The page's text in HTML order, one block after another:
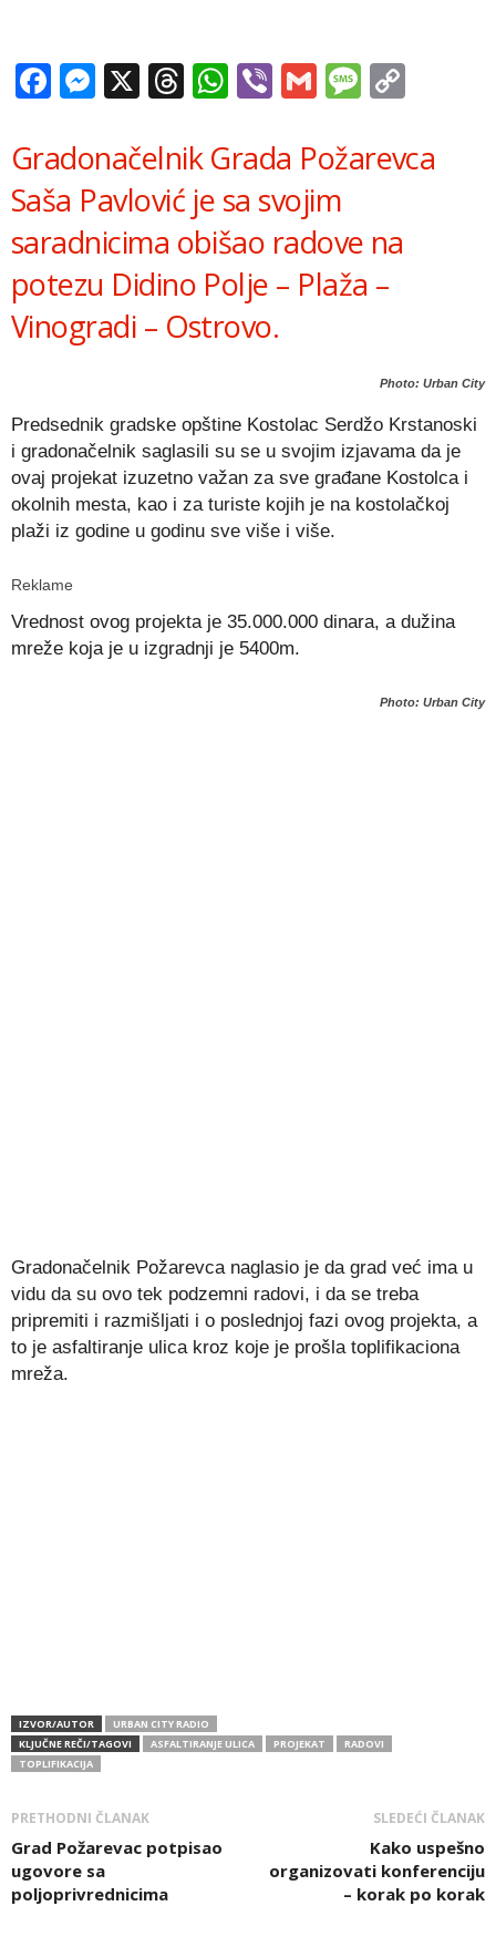
Facebook
Messenger
X Threads
WhatsApp
ViberGmail
Gradonačelnik Grada Požarevca
Saša Pavlović je sa svojim
saradnicima obišao radove na
potezu Didino Polje – Plaža –
Vinogradi – Ostrovo.
Photo: Urban City
Predsednik gradske opštine Kostolac Serdžo Krstanoski
i gradonačelnik saglasili su se u svojim izjavama da je
ovaj projekat izuzetno važan za sve građane Kostolca i
okolnih mesta, kao i za turiste kojih je na kostolačkoj
plaži iz godine u godinu sve više i više.
Reklame
Vrednost ovog projekta je 35.000.000 dinara, a dužina
mreže koja je u izgradnji je 5400m.
Photo: Urban City
Gradonačelnik Požarevca naglasio je da grad već ima u
vidu da su ovo tek podzemni radovi, i da se treba
pripremiti i razmišljati i o poslednjoj fazi ovog projekta, a
to je asfaltiranje ulica kroz koje je prošla toplifikaciona
mreža.
IZVOR/AUTOR
URBAN CITY RADIO
KLJUČNE REČI/TAGOVI
ASFALTIRANJE ULICA PROJEKAT
RADOVI
TOPLIFIKACIJA
PRETHODNI ČLANAK
Grad Požarevac potpisao
ugovore sa
poljoprivrednicima
SLEDEĆI ČLANAK
Kako uspešno
organizovati konferenciju
– korak po korak